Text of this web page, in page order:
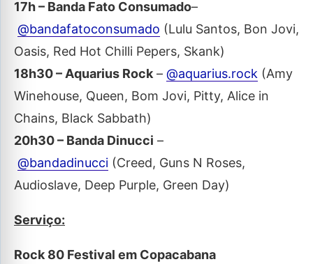
17h – Banda Fato Consumado–
@bandafatoconsumado (Lulu Santos, Bon Jovi,
Oasis, Red Hot Chilli Pepers, Skank)
18h30 – Aquarius Rock – @aquarius.rock (Amy
Winehouse, Queen, Bom Jovi, Pitty, Alice in
Chains, Black Sabbath)
20h30 – Banda Dinucci –
@bandadinucci (Creed, Guns N Roses,
Audioslave, Deep Purple, Green Day)
Serviço:
Rock 80 Festival em Copacabana